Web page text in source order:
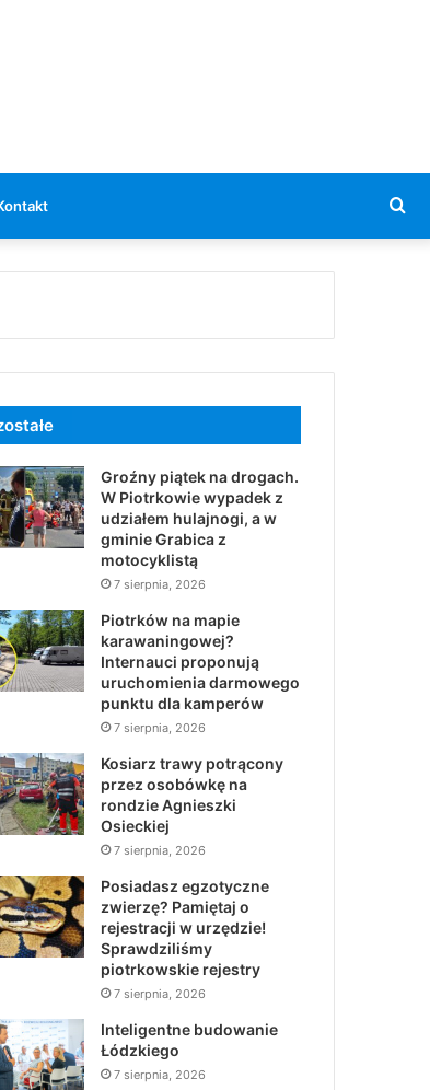
Groźny piątek na drogach.
W Piotrkowie wypadek z
udziałem hulajnogi, a w
gminie Grabica z
motocyklistą
7 sierpnia, 2026
Piotrków na mapie
karawaningowej?
Internauci proponują
uruchomienia darmowego
punktu dla kamperów
7 sierpnia, 2026
Kosiarz trawy potrącony
przez osobówkę na
rondzie Agnieszki
Osieckiej
7 sierpnia, 2026
Posiadasz egzotyczne
zwierzę? Pamiętaj o
rejestracji w urzędzie!
Sprawdziliśmy
piotrkowskie rejestry
7 sierpnia, 2026
Inteligentne budowanie
Łódzkiego
7 sierpnia, 2026